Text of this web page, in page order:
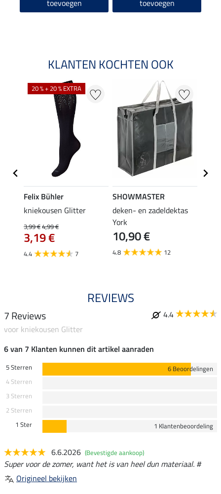
toevoegen toevoegen
KLANTEN KOCHTEN OOK
20 % + 20 % EXTRA
Felix Bühler
kniekousen Glitter
3,99 €4,99 €
3,19 €
4.4 7
SHOWMASTER
deken- en zadeldektas
York
10,90 €
4.8 12
REVIEWS
7 Reviews
4.4
voor kniekousen Glitter
6 van 7 Klanten kunnen dit artikel aanraden
5 Sterren
6 Beoordelingen
4 Sterren
3 Sterren
2 Sterren
1 Ster
1 Klantenbeoordeling
6.6.2026 (Bevestigde aankoop)
Super voor de zomer, want het is van heel dun materiaal. #
Origineel bekijken